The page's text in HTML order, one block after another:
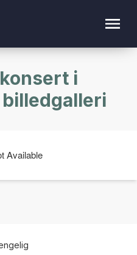
i
Available